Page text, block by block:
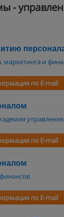
-
маркетинга и
по E-mail
по E-mail
по E-mail